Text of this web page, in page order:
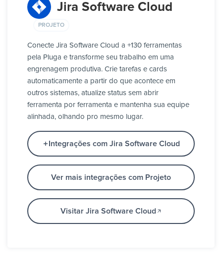
Jira Software Cloud
PROJETO
Conecte Jira Software Cloud a +130 ferramentas
pela Pluga e transforme seu trabalho em uma
engrenagem produtiva. Crie tarefas e cards
automaticamente a partir do que acontece em
outros sistemas, atualize status sem abrir
ferramenta por ferramenta e mantenha sua equipe
alinhada, olhando pro mesmo lugar.
Integrações com Jira Software Cloud
Ver mais integrações com Projeto
Visitar Jira Software Cloud